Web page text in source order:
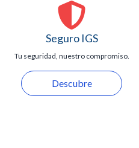
Seguro IGS
Tu seguridad, nuestro compromiso.
Descubre